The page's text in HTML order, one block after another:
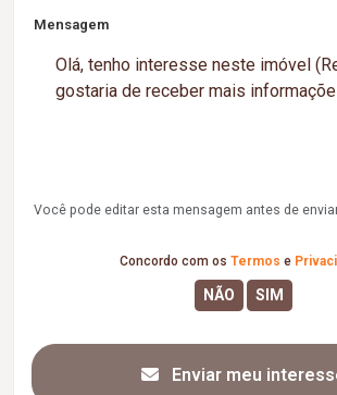
Mensagem
Você pode editar esta mensagem antes de
Concordo com os Termos e
Enviar meu